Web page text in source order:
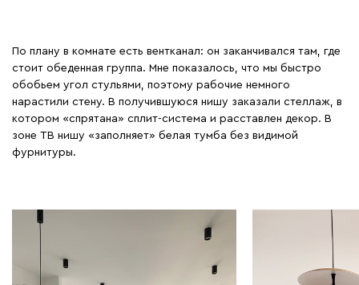
По плану в комнате есть вентканал: он заканчивался там, где
стоит обеденная группа. Мне показалось, что мы быстро
обобьем угол стульями, поэтому рабочие немного
нарастили стену. В получившуюся нишу заказали стеллаж, в
котором «спрятана» сплит-система и расставлен декор. В
зоне ТВ нишу «заполняет» белая тумба без видимой
фурнитуры.